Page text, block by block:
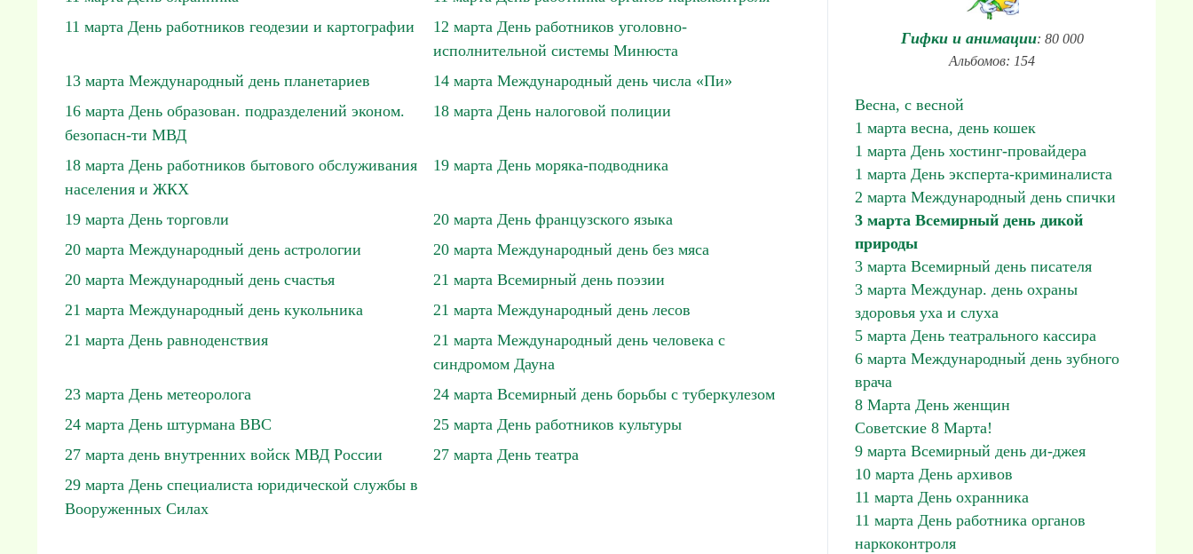
11 марта День работников геодезии и картографии
12 марта День работников уголовно-
исполнительной системы Минюста
13 марта Международный день планетариев
14 марта Международный день числа «Пи»
16 марта День образован. подразделений эконом.
безопасн-ти МВД
18 марта День налоговой полиции
18 марта День работников бытового обслуживания
населения и ЖКХ
19 марта День моряка-подводника
19 марта День торговли
20 марта День французского языка
20 марта Международный день астрологии
20 марта Международный день без мяса
20 марта Международный день счастья
21 марта Всемирный день поэзии
21 марта Международный день кукольника
21 марта Международный день лесов
21 марта День равноденствия
21 марта Международный день человека с
синдромом Дауна
23 марта День метеоролога
24 марта Всемирный день борьбы с туберкулезом
24 марта День штурмана ВВС
25 марта День работников культуры
27 марта день внутренних войск МВД России
27 марта День театра
29 марта День специалиста юридической службы в
Вооруженных Силах
Гифки и анимации: 80 000
Альбомов: 154
Весна, с весной
1 марта весна, день кошек
1 марта День хостинг-провайдера
1 марта День эксперта-криминалиста
2 марта Международный день спички
3 марта Всемирный день дикой
природы
3 марта Всемирный день писателя
3 марта Междунар. день охраны
здоровья уха и слуха
5 марта День театрального кассира
6 марта Международный день зубного
врача
8 Марта День женщин
Советские 8 Марта!
9 марта Всемирный день ди-джея
10 марта День архивов
11 марта День охранника
11 марта День работника органов
наркоконтроля